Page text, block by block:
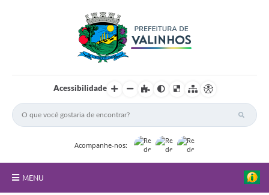
Acessibilidade
Acompanhe-nos:
MENU